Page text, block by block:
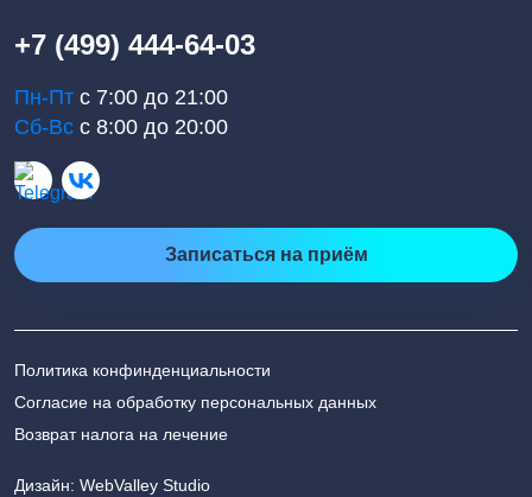
+7 (499) 444-64-03
Пн-Пт с 7:00 до 21:00
Сб-Вс с 8:00 до 20:00
Записаться на приём
Дизайн: WebValley Studio
Политика конфинденциальности
Согласие на обработку персональных данных
Возврат налога на лечение